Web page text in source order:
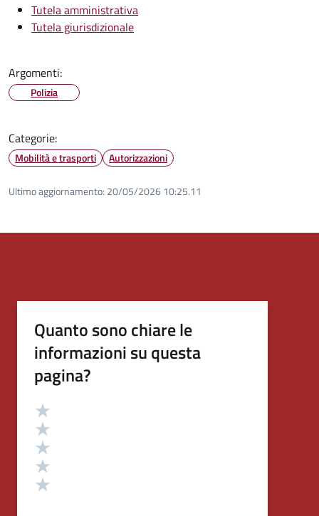
Tutela amministrativa
Tutela giurisdizionale
Argomenti:
Polizia
Categorie:
Mobilità e trasporti Autorizzazioni
Ultimo aggiornamento: 20/05/2026 10:25.11
Quanto sono chiare le
informazioni su questa
pagina?
Valutazione